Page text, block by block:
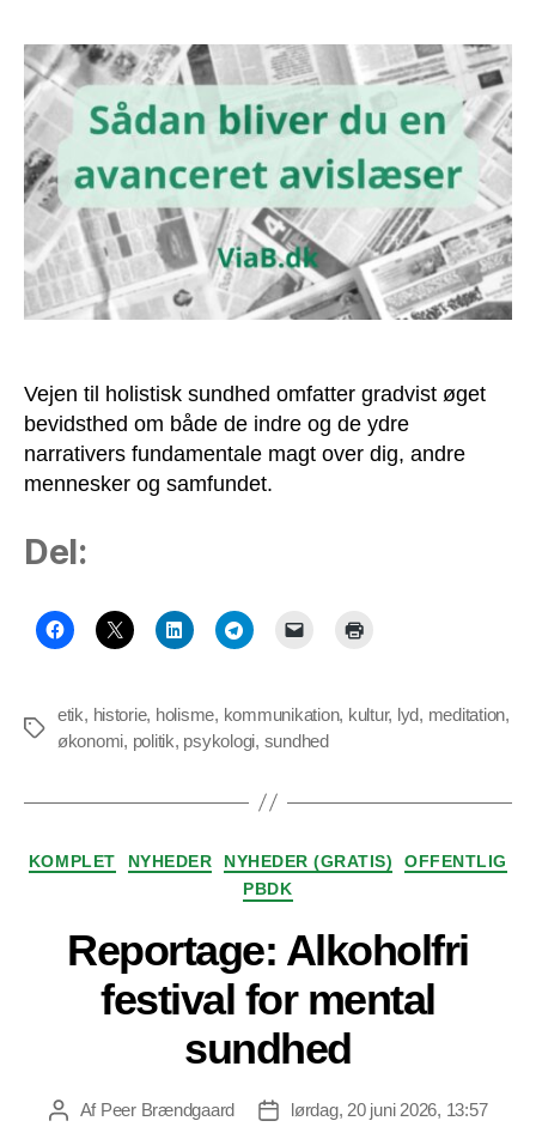
om
narrativernes
supermagt
Vejen til holistisk sundhed omfatter gradvist øget
bevidsthed om både de indre og de ydre
narrativers fundamentale magt over dig, andre
mennesker og samfundet.
Del:
Tags
etik, historie, holisme, kommunikation, kultur, lyd, meditation,
økonomi, politik, psykologi, sundhed
Kategorier
KOMPLET NYHEDER NYHEDER (GRATIS)
OFFENTLIG
PBDK
Reportage: Alkoholfri
festival for mental
sundhed
Indlægsforfatter
Af Peer Brændgaard Indlægsdato
lørdag, 20 juni 2026, 13:57